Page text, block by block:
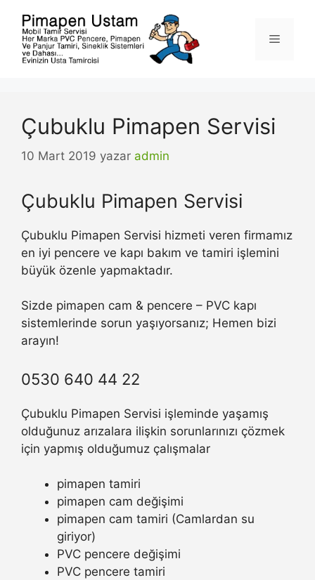
Menü
Çubuklu Pimapen Servisi
10 Mart 2019 yazar admin
Çubuklu Pimapen Servisi
Çubuklu Pimapen Servisi hizmeti veren firmamız
en iyi pencere ve kapı bakım ve tamiri işlemini
büyük özenle yapmaktadır.
Sizde pimapen cam & pencere – PVC kapı
sistemlerinde sorun yaşıyorsanız; Hemen bizi
arayın!
0530 640 44 22
Çubuklu Pimapen Servisi işleminde yaşamış
olduğunuz arızalara ilişkin sorunlarınızı çözmek
için yapmış olduğumuz çalışmalar
pimapen tamiri
pimapen cam değişimi
pimapen cam tamiri (Camlardan su
giriyor)
PVC pencere değişimi
PVC pencere tamiri